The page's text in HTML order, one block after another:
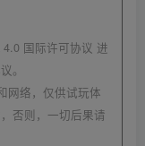
4.0 国际许可协议 进
。
网络，仅供试玩体
否则，一切后果请